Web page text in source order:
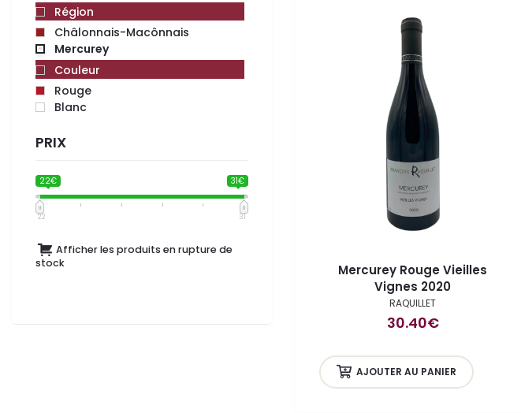
Mercurey Rouge Vieilles
Vignes 2020
RAQUILLET
30.40€
AJOUTER AU PANIER
Région
Châlonnais-Macônnais
Mercurey
Couleur
Rouge
Blanc
PRIX
22€ 31€
22 31
Afficher les produits en rupture de
stock